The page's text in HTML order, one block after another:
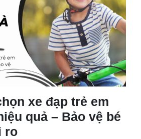
xe đạp trẻ em
quả – Bảo vệ bé
ro